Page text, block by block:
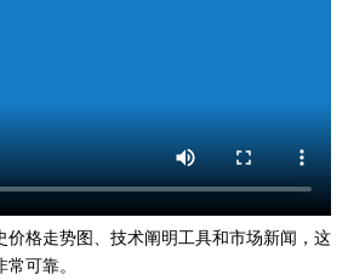
价格走势图、技术阐明工具和市场新闻，这
可靠。